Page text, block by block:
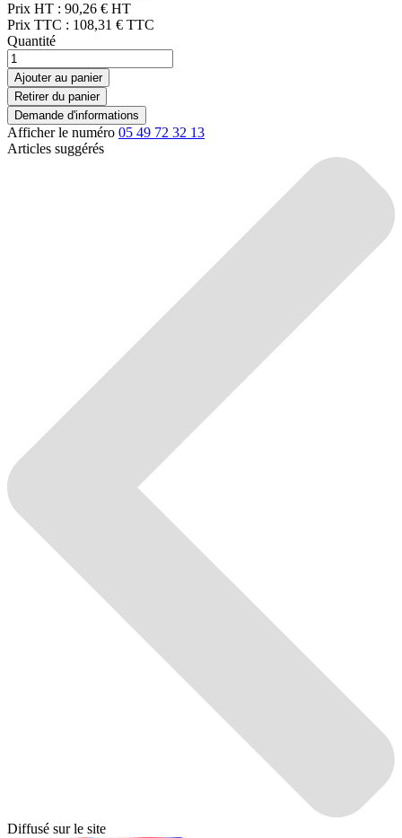
Prix HT : 90,26 € HT
Prix TTC : 108,31 € TTC
Quantité
Ajouter au panier
Retirer du panier
Demande d'informations
Afficher le numéro 05 49 72 32 13
Articles suggérés
Diffusé sur le site